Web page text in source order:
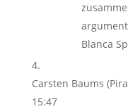
Blanca
Carsten Baums
15:47